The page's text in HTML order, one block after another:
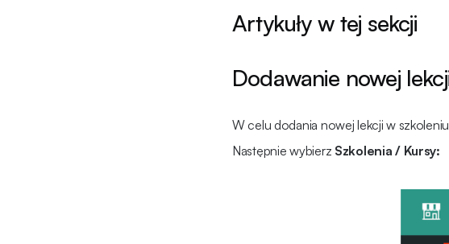
Artykuły w tej sekcji
Dodawanie nowej
W celu dodania nowej lekcji w
Następnie wybierz Szkolenia / Kursy: